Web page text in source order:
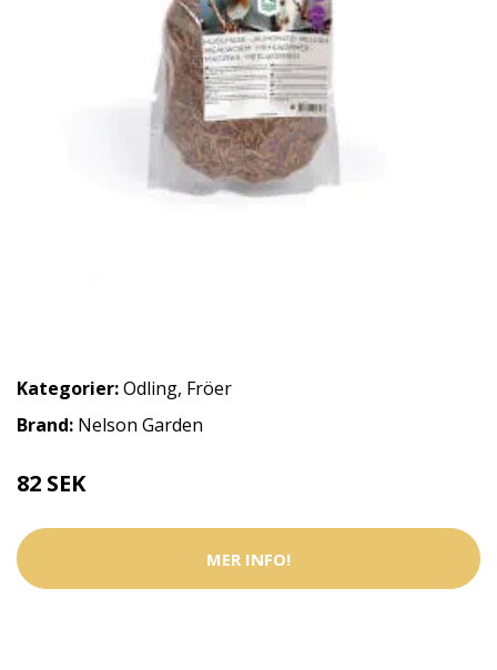
Kategorier:Odling, Fröer
Brand: Nelson Garden
82 SEK
MER INFO!